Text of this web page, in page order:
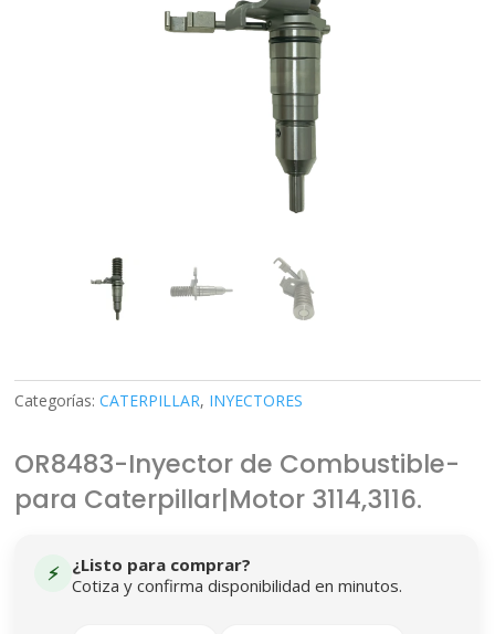
Categorías:CATERPILLAR, INYECTORES
OR8483-Inyector de Combustible-
para Caterpillar|Motor 3114,3116.
⚡
¿Listo para comprar?
Cotiza y confirma disponibilidad en minutos.